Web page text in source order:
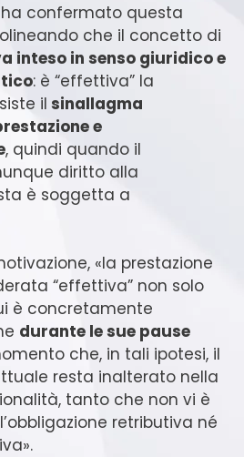
ha confermato questa
che il concetto di
inteso in senso giuridico e
: è “effettiva” la
il sinallagma
e
, quindi quando il
diritto alla
è soggetta a
«la prestazione
“effettiva” non solo
è concretamente
durante le sue pause
che, in tali ipotesi, il
resta inalterato nella
tanto che non vi è
retributiva né